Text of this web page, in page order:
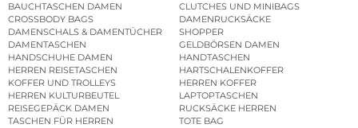
BAUCHTASCHEN DAMEN
CLUTCHES UND MINIBAGS
CROSSBODY BAGS
DAMENRUCKSÄCKE
DAMENSCHALS & DAMENTÜCHER
SHOPPER
DAMENTASCHEN
GELDBÖRSEN DAMEN
HANDSCHUHE DAMEN
HANDTASCHEN
HERREN REISETASCHEN
HARTSCHALENKOFFER
KOFFER UND TROLLEYS
HERREN KOFFER
HERREN KULTURBEUTEL
LAPTOPTASCHEN
REISEGEPÄCK DAMEN
RUCKSÄCKE HERREN
TASCHEN FÜR HERREN
TOTE BAG